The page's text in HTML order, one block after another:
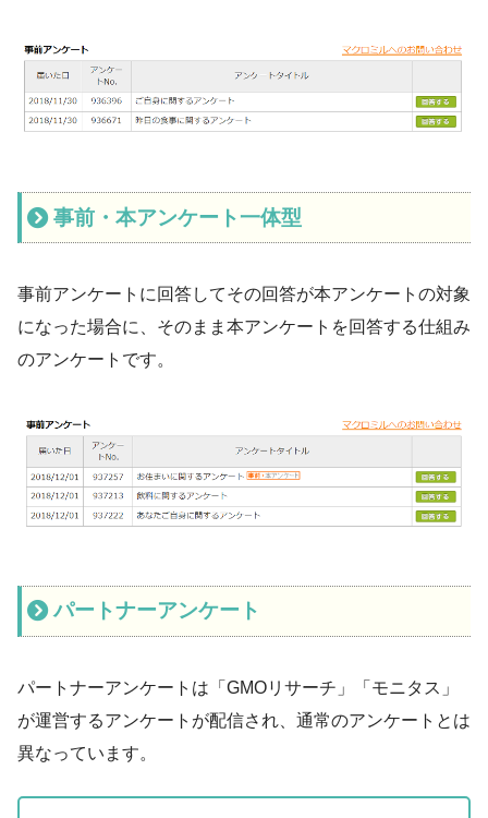
事前・本アンケート一体型
事前アンケートに回答してその回答が本アンケートの対象
になった場合に、そのまま本アンケートを回答する仕組み
のアンケートです。
パートナーアンケート
パートナーアンケートは「GMOリサーチ」「モニタス」
が運営するアンケートが配信され、通常のアンケートとは
異なっています。